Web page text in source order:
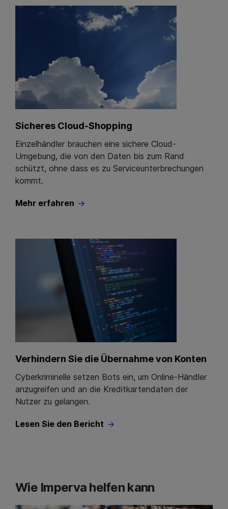
Sicheres Cloud-Shopping
Einzelhändler brauchen eine sichere Cloud-
Umgebung, die von den Daten bis zum Rand
schützt, ohne dass es zu Serviceunterbrechungen
kommt.
Mehr erfahren
Verhindern Sie die Übernahme von Konten
Cyberkriminelle setzen Bots ein, um Online-Händler
anzugreifen und an die Kreditkartendaten der
Nutzer zu gelangen.
Lesen Sie den Bericht
Wie Imperva helfen kann